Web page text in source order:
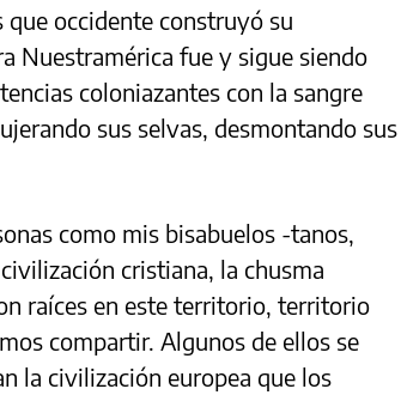
occidente construyó su
Nuestramérica fue y sigue siendo
coloniazantes con la sangre
sus selvas, desmontando sus
como mis bisabuelos -tanos,
cristiana, la chusma
raíces en este territorio, territorio
compartir. Algunos de ellos se
la civilización europea que los